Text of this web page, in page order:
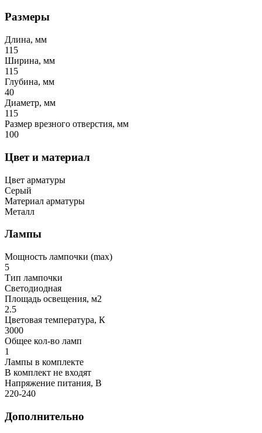
Размеры
Длина, мм
115
Ширина, мм
115
Глубина, мм
40
Диаметр, мм
115
Размер врезного отверстия, мм
100
Цвет и материал
Цвет арматуры
Серый
Материал арматуры
Металл
Лампы
Мощность лампочки (max)
5
Тип лампочки
Светодиодная
Площадь освещения, м2
2.5
Цветовая температура, К
3000
Общее кол-во ламп
1
Лампы в комплекте
В комплект не входят
Напряжение питания, В
220-240
Дополнительно